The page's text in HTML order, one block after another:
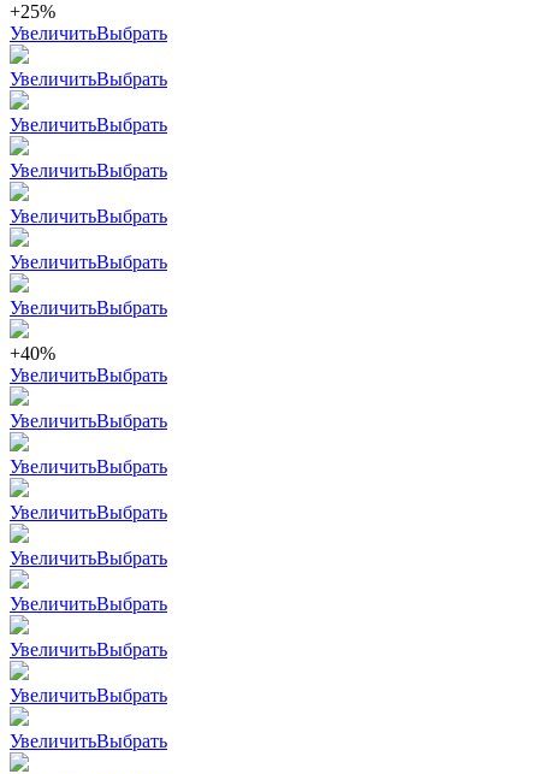
+25%
УвеличитьВыбрать
УвеличитьВыбрать
УвеличитьВыбрать
УвеличитьВыбрать
УвеличитьВыбрать
УвеличитьВыбрать
УвеличитьВыбрать
+40%
УвеличитьВыбрать
УвеличитьВыбрать
УвеличитьВыбрать
УвеличитьВыбрать
УвеличитьВыбрать
УвеличитьВыбрать
УвеличитьВыбрать
УвеличитьВыбрать
УвеличитьВыбрать